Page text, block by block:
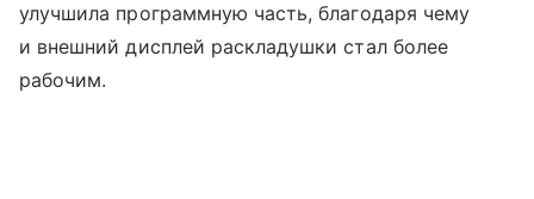
улучшила программную часть, благодаря чему
и внешний дисплей раскладушки стал более
рабочим.